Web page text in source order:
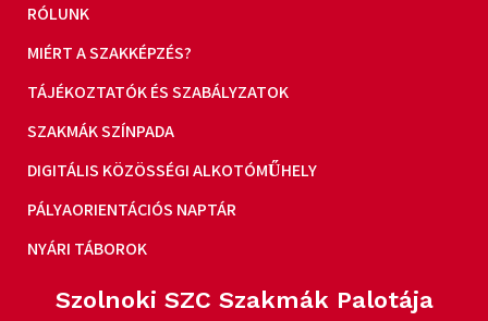
RÓLUNK
MIÉRT A SZAKKÉPZÉS?
TÁJÉKOZTATÓK ÉS SZABÁLYZATOK
SZAKMÁK SZÍNPADA
DIGITÁLIS KÖZÖSSÉGI ALKOTÓMŰHELY
PÁLYAORIENTÁCIÓS NAPTÁR
NYÁRI TÁBOROK
Szolnoki SZC Szakmák Palotája